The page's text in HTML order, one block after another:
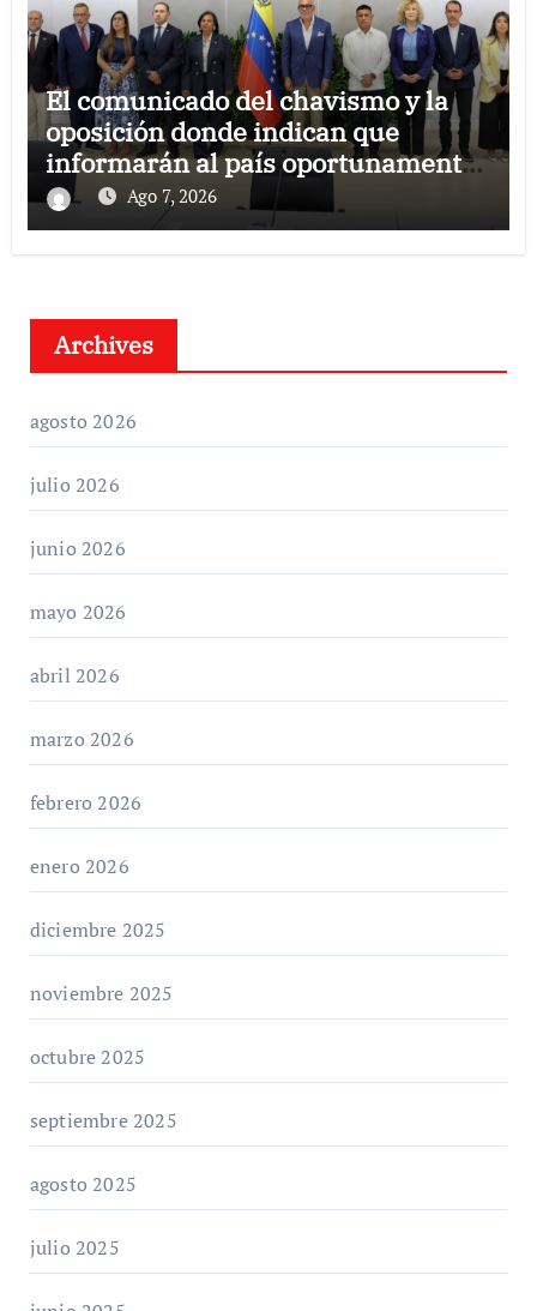
El comunicado del chavismo y la
oposición donde indican que
informarán al país oportunamente
sobre los avances alcanzado
Ago 7, 2026
Archives
agosto 2026
julio 2026
junio 2026
mayo 2026
abril 2026
marzo 2026
febrero 2026
enero 2026
diciembre 2025
noviembre 2025
octubre 2025
septiembre 2025
agosto 2025
julio 2025